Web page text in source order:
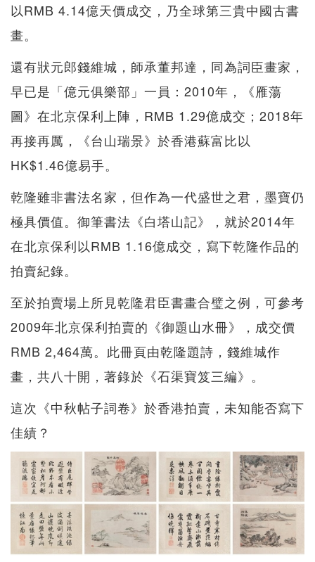
以RMB 4.14億天價成交，乃全球第三貴中國古書
畫。
還有狀元郎錢維城，師承董邦達，同為詞臣畫家，
早已是「億元俱樂部」一員：2010年，《雁蕩
圖》在北京保利上陣，RMB 1.29億成交；2018年
再接再厲，《台山瑞景》於香港蘇富比以
HK$1.46億易手。
乾隆雖非書法名家，但作為一代盛世之君，墨寶仍
極具價值。御筆書法《白塔山記》，就於2014年
在北京保利以RMB 1.16億成交，寫下乾隆作品的
拍賣紀錄。
至於拍賣場上所見乾隆君臣書畫合璧之例，可參考
2009年北京保利拍賣的《御題山水冊》，成交價
RMB 2,464萬。此冊頁由乾隆題詩，錢維城作
畫，共八十開，著錄於《石渠寶笈三編》。
這次《中秋帖子詞卷》於香港拍賣，未知能否寫下
佳績？